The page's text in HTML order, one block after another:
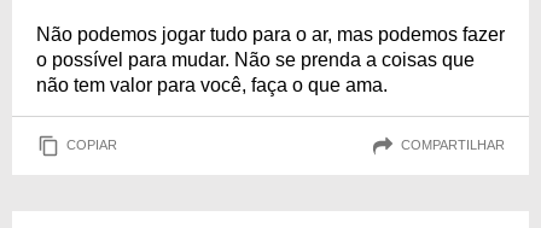
Não podemos jogar tudo para o ar, mas podemos fazer
o possível para mudar. Não se prenda a coisas que
não tem valor para você, faça o que ama.
COPIAR COMPARTILHAR